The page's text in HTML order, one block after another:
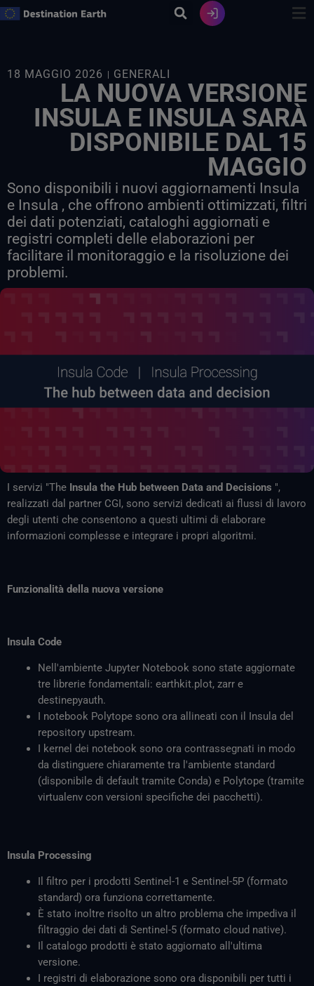
Vai
18 MAGGIO 2026 GENERALI
LA NUOVA VERSIONE
INSULA E INSULA SARÀ
DISPONIBILE DAL 15
MAGGIO
Sono disponibili i nuovi aggiornamenti Insula
e Insula , che offrono ambienti ottimizzati, filtri
dei dati potenziati, cataloghi aggiornati e
registri completi delle elaborazioni per
facilitare il monitoraggio e la risoluzione dei
problemi.
I servizi "The Insula the Hub between Data and Decisions ",
realizzati dal partner CGI, sono servizi dedicati ai flussi di lavoro
degli utenti che consentono a questi ultimi di elaborare
informazioni complesse e integrare i propri algoritmi.
Funzionalità della nuova versione
Insula Code
Nell'ambiente Jupyter Notebook sono state aggiornate
tre librerie fondamentali: earthkit.plot, zarr e
destinepyauth.
I notebook Polytope sono ora allineati con il Insula del
repository upstream.
I kernel dei notebook sono ora contrassegnati in modo
da distinguere chiaramente tra l'ambiente standard
(disponibile di default tramite Conda) e Polytope (tramite
virtualenv con versioni specifiche dei pacchetti).
Insula Processing
Il filtro per i prodotti Sentinel-1 e Sentinel-5P (formato
standard) ora funziona correttamente.
È stato inoltre risolto un altro problema che impediva il
filtraggio dei dati di Sentinel-5 (formato cloud native).
Il catalogo prodotti è stato aggiornato all'ultima
versione.
I registri di elaborazione sono ora disponibili per tutti i